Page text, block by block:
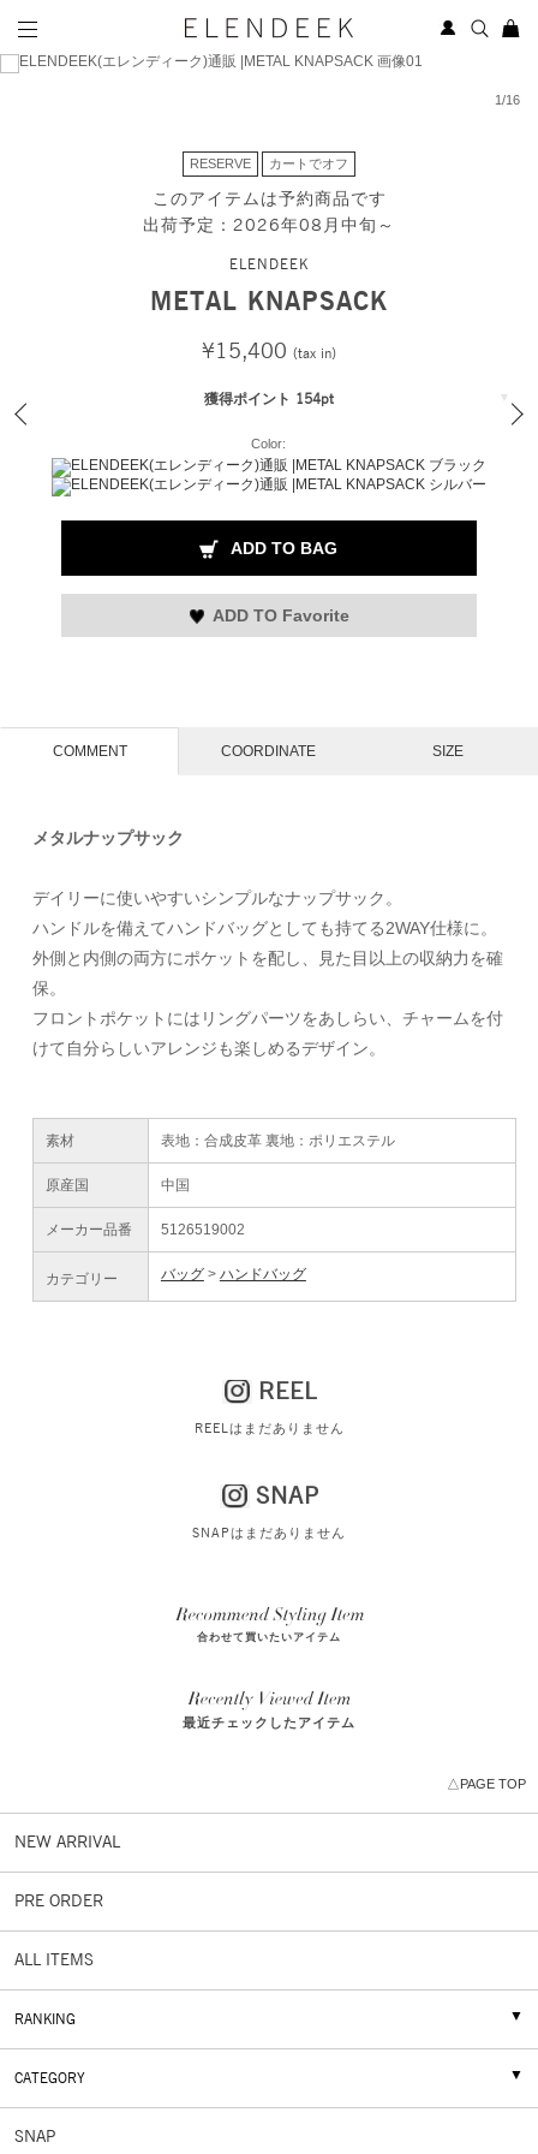
1/16
RESERVE カートでオフ
このアイテムは予約商品です
出荷予定：2026年08月中旬～
ELENDEEK
METAL KNAPSACK
¥15,400 (tax in)
獲得ポイント 154pt
Color:
ADD TO BAG
ADD TO Favorite
COMMENT COORDINATE SIZE
メタルナップサック
デイリーに使いやすいシンプルなナップサック。
ハンドルを備えてハンドバッグとしても持てる2WAY仕様に。
外側と内側の両方にポケットを配し、見た目以上の収納力を確
保。
フロントポケットにはリングパーツをあしらい、チャームを付
けて自分らしいアレンジも楽しめるデザイン。
素材 表地：合成皮革 裏地：ポリエステル
原産国 中国
メーカー品番 5126519002
カテゴリー バッグ ハンドバッグ
REEL
REELはまだありません
SNAP
SNAPはまだありません
合わせて買いたいアイテム
最近チェックしたアイテム
△PAGE TOP
NEW ARRIVAL
PRE ORDER
ALL ITEMS
RANKING
CATEGORY
SNAP